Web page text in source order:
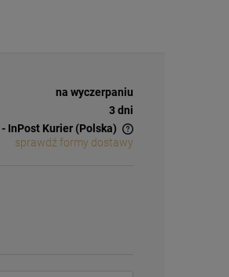
na wyczerpaniu
3 dni
- InPost Kurier (Polska)
sprawdź formy dostawy